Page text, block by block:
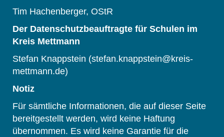
Tim Hachenberger, OStR
Der Datenschutzbeauftragte für Schulen im
Kreis Mettmann
Stefan Knappstein (stefan.knappstein@kreis-
mettmann.de)
Notiz
Für sämtliche Informationen, die auf dieser Seite
bereitgestellt werden, wird keine Haftung
übernommen. Es wird keine Garantie für die